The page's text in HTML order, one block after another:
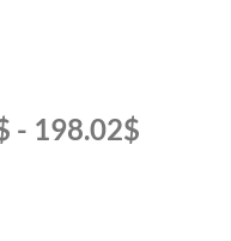
- 198.02$